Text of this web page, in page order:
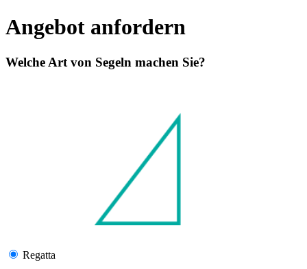
Angebot anfordern
Welche Art von Segeln machen Sie?
Regatta